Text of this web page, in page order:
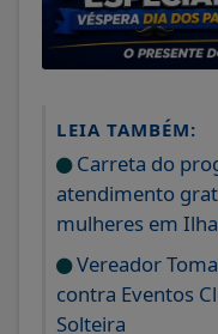
LEIA TAMBÉM:
Carreta do
atendimento
mulheres em
Vereador
contra Eventos
Solteira